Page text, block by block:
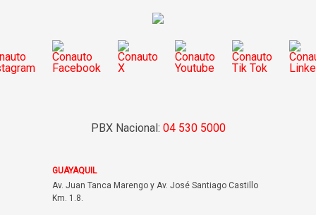
PBX Nacional: 04 530 5000
GUAYAQUIL
Av. Juan Tanca Marengo y Av. José Santiago Castillo
Km. 1.8.